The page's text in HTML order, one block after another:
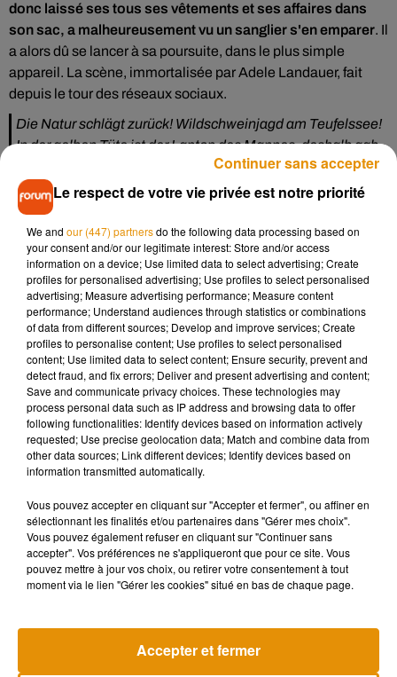
donc laissé ses tous ses vêtements et ses affaires dans
son sac, a malheureusement vu un sanglier s'en emparer. Il
a alors dû se lancer à sa poursuite, dans le plus simple
appareil. La scène, immortalisée par Adele Landauer, fait
depuis le tour des réseaux sociaux.
Die Natur schlägt zurück! Wildschweinjagd am Teufelssee!
In der gelben Tüte ist der Laptop des Mannes, deshalb gab
Publiée parAdele LandauersurMercredi 5 août 2020
Bien entendu, l'auteur de la séquence a expliqué avoir
montré ses clichés au naturiste qui lui a permis de les publier,
trouvant cela très drôle. La femme précise également que
l'homme a pu récupérer son ordinateur qui était dans son sac
au bout de quelques minutes. Comme l'explique
CNews, entre 3.000 et 4.000 sangliers sont répertoriés à
Berlin.
Musique
7 août 2026
Madonna sort enfin le remix de « Love
Sensation » avec Kylie Minogue
7 août 2026
Le respect de votre vie privée est notre priorité
We and our (447) partnersdo the following data processing based on
your consent and/or our legitimate interest: Store and/or access
information on a device; Use limited data to select advertising; Create
profiles for personalised advertising; Use profiles to select personalised
advertising; Measure advertising performance; Measure content
performance; Understand audiences through statistics or combinations
of data from different sources; Develop and improve services; Create
profiles to personalise content; Use profiles to select personalised
content; Use limited data to select content; Ensure security, prevent and
detect fraud, and fix errors; Deliver and present advertising and content;
Save and communicate privacy choices. These technologies may
process personal data such as IP address and browsing data to offer
following functionalities: Identify devices based on information actively
requested; Use precise geolocation data; Match and combine data from
other data sources; Link different devices; Identify devices based on
information transmitted automatically.
Vous pouvez accepter en cliquant sur "Accepter et fermer", ou affiner en
sélectionnant les finalités et/ou partenaires dans "Gérer mes choix".
Vous pouvez également refuser en cliquant sur "Continuer sans
accepter". Vos préférences ne s'appliqueront que pour ce site. Vous
pouvez mettre à jour vos choix, ou retirer votre consentement à tout
moment via le lien "Gérer les cookies" situé en bas de chaque page.
Accepter et fermer
Continuer sans accepter